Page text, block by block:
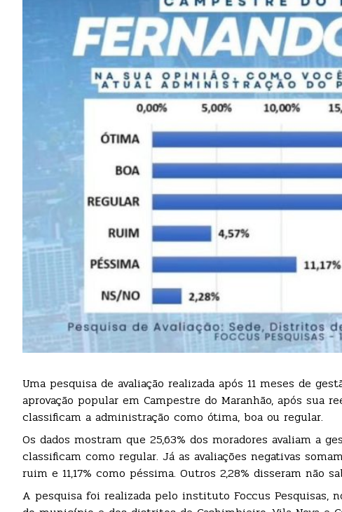
Uma pesquisa de avaliação realizada após 11 meses de
aprovação popular em Campestre do Maranhão, após sua
classificam a administração como ótima, boa ou regular.
Os dados mostram que 25,63% dos moradores avaliam a
classificam como regular. Já as avaliações negativas
ruim e 11,17% como péssima. Outros 2,28% disseram não
A pesquisa foi realizada pelo instituto Foccus Pesquisas,